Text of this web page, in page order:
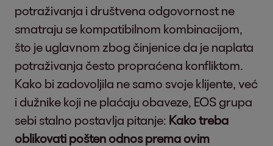
potraživanja i društvena odgovornost ne
smatraju se kompatibilnom kombinacijom,
što je uglavnom zbog činjenice da je naplata
potraživanja često propraćena konfliktom.
Kako bi zadovoljila ne samo svoje klijente, već
i dužnike koji ne plaćaju obaveze, EOS grupa
sebi stalno postavlja pitanje: Kako treba
oblikovati pošten odnos prema ovim